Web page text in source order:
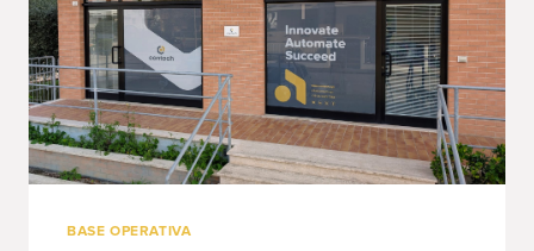
BASE OPERATIVA